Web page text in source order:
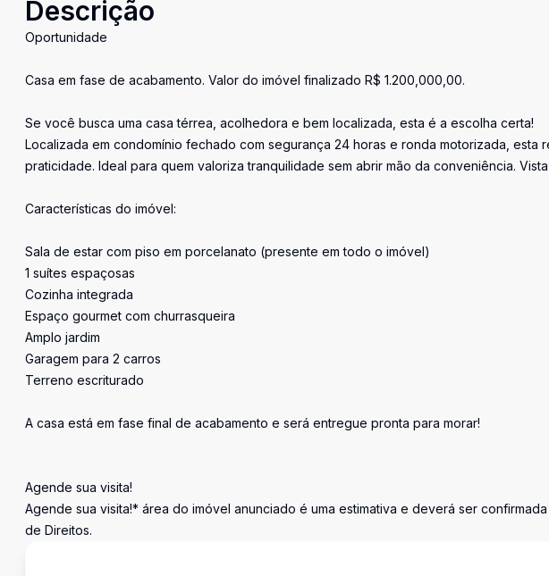
Descrição
Oportunidade
Casa em fase de acabamento. Valor do imóvel finalizado R$ 1.200,000,00.
Se você busca uma casa térrea, acolhedora e bem localizada, esta é a escolha certa!
Localizada em condomínio fechado com segurança 24 horas e ronda motorizada,
praticidade. Ideal para quem valoriza tranquilidade sem abrir mão da conveniência.
Características do imóvel:
Sala de estar com piso em porcelanato (presente em todo o imóvel)
1 suítes espaçosas
Cozinha integrada
Espaço gourmet com churrasqueira
Amplo jardim
Garagem para 2 carros
Terreno escriturado
A casa está em fase final de acabamento e será entregue pronta para morar!
Agende sua visita!
Agende sua visita!* área do imóvel anunciado é uma estimativa e deverá ser
de Direitos.